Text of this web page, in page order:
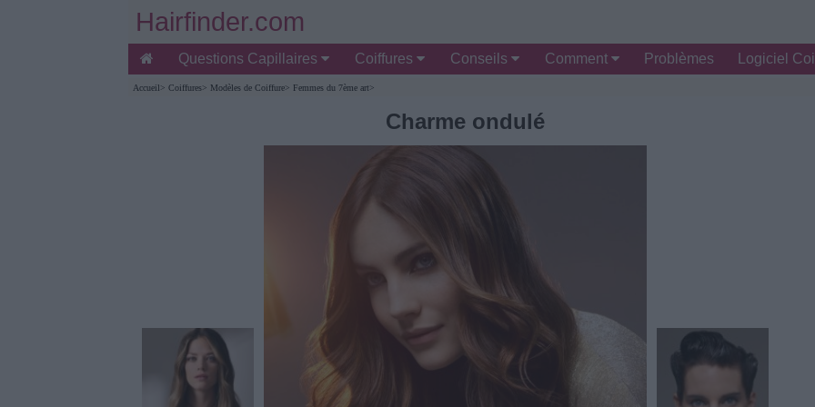
Hairfinder.com
Questions Capillaires Coiffures Conseils Comment Problèmes Logiciel
Accueil> Coiffures> Modèles de Coiffure> Femmes du 7ème art>
Charme ondulé